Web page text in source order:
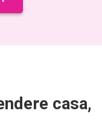
casa,